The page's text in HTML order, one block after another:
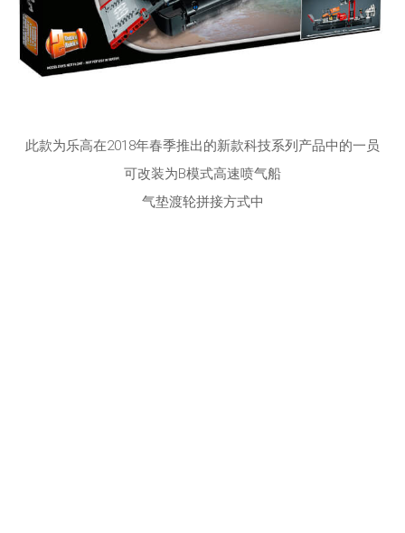
此款为乐高在2018年春季推出的新款科技系列产品中的一员
可改装为B模式高速喷气船
气垫渡轮拼接方式中